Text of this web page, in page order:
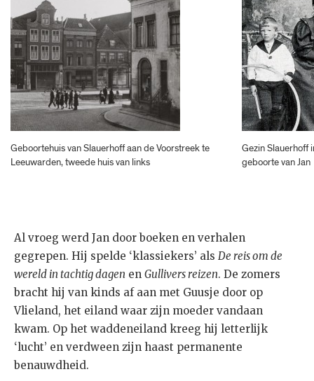
Geboortehuis van Slauerhoff aan de Voorstreek te
Leeuwarden, tweede huis van links
Gezin Slauerhoff
geboorte van Jan
Al vroeg werd Jan door boeken en verhalen
gegrepen. Hij spelde ‘klassiekers’ als De reis om de
wereld in tachtig dagen en Gullivers reizen. De zomers
bracht hij van kinds af aan met Guusje door op
Vlieland, het eiland waar zijn moeder vandaan
kwam. Op het waddeneiland kreeg hij letterlijk
‘lucht’ en verdween zijn haast permanente
benauwdheid.